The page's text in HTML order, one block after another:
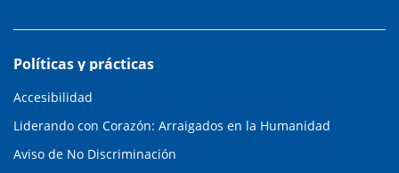
Políticas y prácticas
Accesibilidad
Liderando con Corazón: Arraigados en la Humanidad
Aviso de No Discriminación